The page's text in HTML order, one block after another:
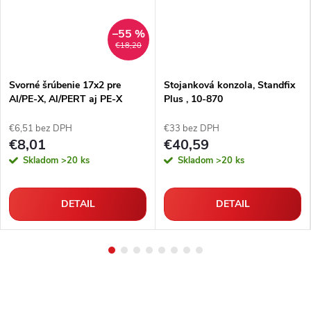
€18,20
–55 %
Svorné šrúbenie 17x2 pre
Al/PE-X, Al/PERT aj PE-X
€6,51 bez DPH
€8,01
Skladom >20 ks
DETAIL
Stojanková konzola, Standfix
Plus , 10-870
€33 bez DPH
€40,59
Skladom >20 ks
DETAIL